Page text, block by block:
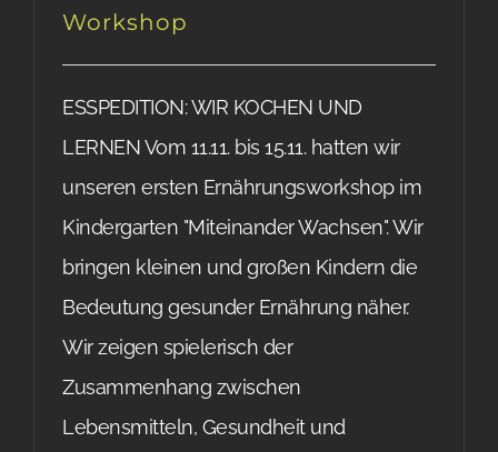
Workshop
ESSPEDITION: WIR KOCHEN UND
LERNEN Vom 11.11. bis 15.11. hatten wir
unseren ersten Ernährungsworkshop im
Kindergarten "Miteinander Wachsen". Wir
bringen kleinen und großen Kindern die
Bedeutung gesunder Ernährung näher.
Wir zeigen spielerisch der
Zusammenhang zwischen
Lebensmitteln, Gesundheit und